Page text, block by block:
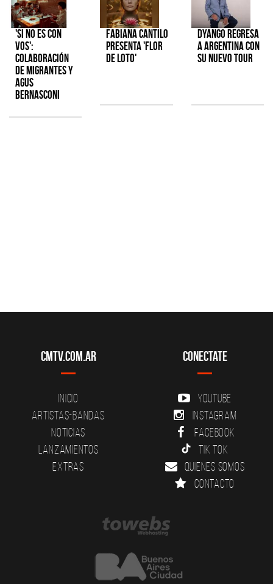
'Si No Es Con
Vos':
colaboración
de Migrantes y
Agus
Bernasconi
Fabiana Cantilo
presenta 'Flor
de Loto'
Dyango regresa
a Argentina con
su nuevo tour
CMTV.com.ar
Inicio
Artistas-Bandas
Noticias
Lanzamientos
Extras
Conectate
YouTube
Instagram
Facebook
Tik Tok
Quienes somos
Contacto